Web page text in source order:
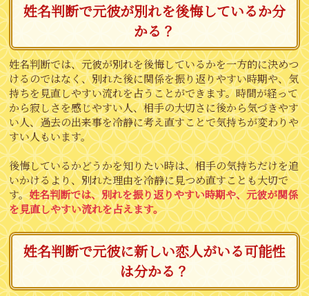
姓名判断で元彼が別れを後悔しているか分
かる？
姓名判断では、元彼が別れを後悔しているかを一方的に決めつ
けるのではなく、別れた後に関係を振り返りやすい時期や、気
持ちを見直しやすい流れを占うことができます。時間が経って
から寂しさを感じやすい人、相手の大切さに後から気づきやす
い人、過去の出来事を冷静に考え直すことで気持ちが変わりや
すい人もいます。
後悔しているかどうかを知りたい時は、相手の気持ちだけを追
いかけるより、別れた理由を冷静に見つめ直すことも大切で
す。姓名判断では、別れを振り返りやすい時期や、元彼が関係
を見直しやすい流れを占えます。
姓名判断で元彼に新しい恋人がいる可能性
は分かる？